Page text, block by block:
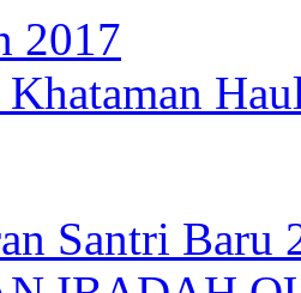
2017
Santri Baru